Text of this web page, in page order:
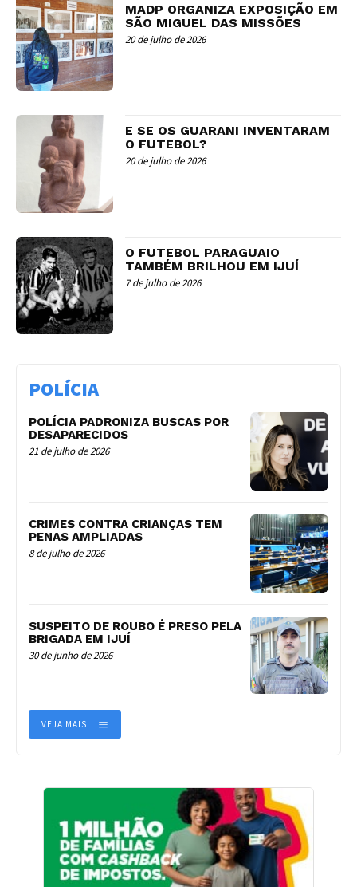
MADP ORGANIZA EXPOSIÇÃO EM
SÃO MIGUEL DAS MISSÕES
20 de julho de 2026
E SE OS GUARANI INVENTARAM
O FUTEBOL?
20 de julho de 2026
O FUTEBOL PARAGUAIO
TAMBÉM BRILHOU EM IJUÍ
7 de julho de 2026
POLÍCIA
POLÍCIA PADRONIZA BUSCAS POR
DESAPARECIDOS
21 de julho de 2026
CRIMES CONTRA CRIANÇAS TEM
PENAS AMPLIADAS
8 de julho de 2026
SUSPEITO DE ROUBO É PRESO PELA
BRIGADA EM IJUÍ
30 de junho de 2026
VEJA MAIS